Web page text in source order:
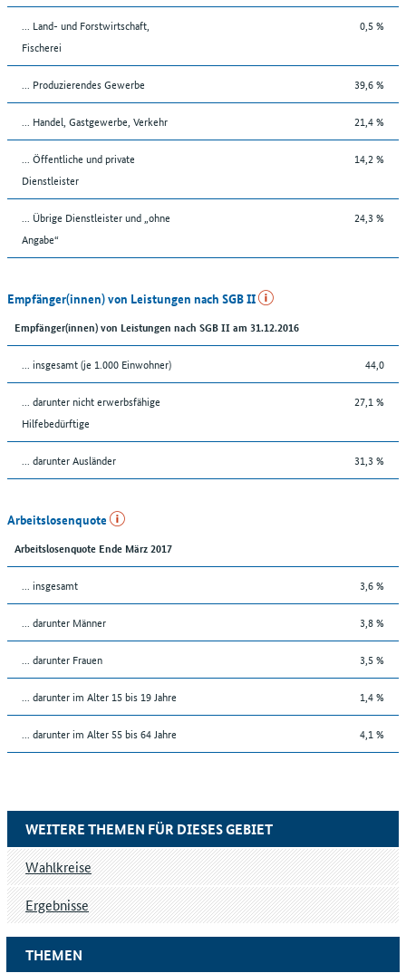
... Land- und Forstwirtschaft,
Fischerei
0,5 %
... Produzierendes Gewerbe 39,6 %
... Handel, Gastgewerbe, Verkehr 21,4 %
... Öffentliche und private
Dienstleister
14,2 %
... Übrige Dienstleister und „ohne
Angabe“
24,3 %
Empfänger(innen) von Leistungen nach SGB II
Empfänger(innen) von Leistungen nach SGB II am 31.12.2016
... insgesamt (je 1.000 Einwohner) 44,0
... darunter nicht erwerbsfähige
Hilfebedürftige
27,1 %
... darunter Ausländer 31,3 %
Arbeitslosenquote
Arbeitslosenquote Ende März 2017
... insgesamt 3,6 %
... darunter Männer 3,8 %
... darunter Frauen 3,5 %
... darunter im Alter 15 bis 19 Jahre 1,4 %
... darunter im Alter 55 bis 64 Jahre 4,1 %
THEMEN
WEITERE THEMEN FÜR DIESES GEBIET
Wahlkreise
Ergebnisse